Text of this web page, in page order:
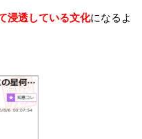
浸透している文化になるよ